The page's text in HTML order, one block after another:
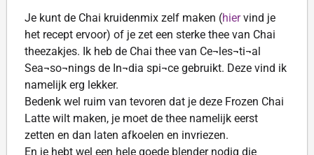
Je kunt de Chai kruidenmix zelf maken (hiervind je
het recept ervoor) of je zet een sterke thee van Chai
theezakjes. Ik heb de Chai thee van Ce¬les¬ti¬al
Sea¬so¬nings de In¬dia spi¬ce gebruikt. Deze vind ik
namelijk erg lekker.
Bedenk wel ruim van tevoren dat je deze Frozen Chai
Latte wilt maken, je moet de thee namelijk eerst
zetten en dan laten afkoelen en invriezen.
En je hebt wel een hele goede blender nodig die